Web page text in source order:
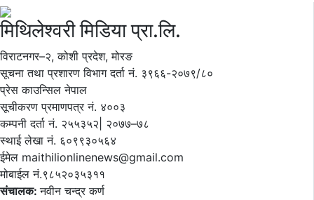
मिथिलेश्वरी मिडिया प्रा.लि.
विराटनगर–२, कोशी प्रदेश, मोरङ
सूचना तथा प्रशारण विभाग दर्ता नं. ३९६६-२०७९/८०
प्रेस काउन्सिल नेपाल
सूचीकरण प्रमाणपत्र नं. ४००३
कम्पनी दर्ता नं. २५५३५२| २०७७–७८
स्थाई लेखा नं. ६०९९३०५६४
ईमेल maithilionlinenews@gmail.com
मोबाईल नं.९८५२०३५३११
संचालक:नवीन चन्द्र कर्ण